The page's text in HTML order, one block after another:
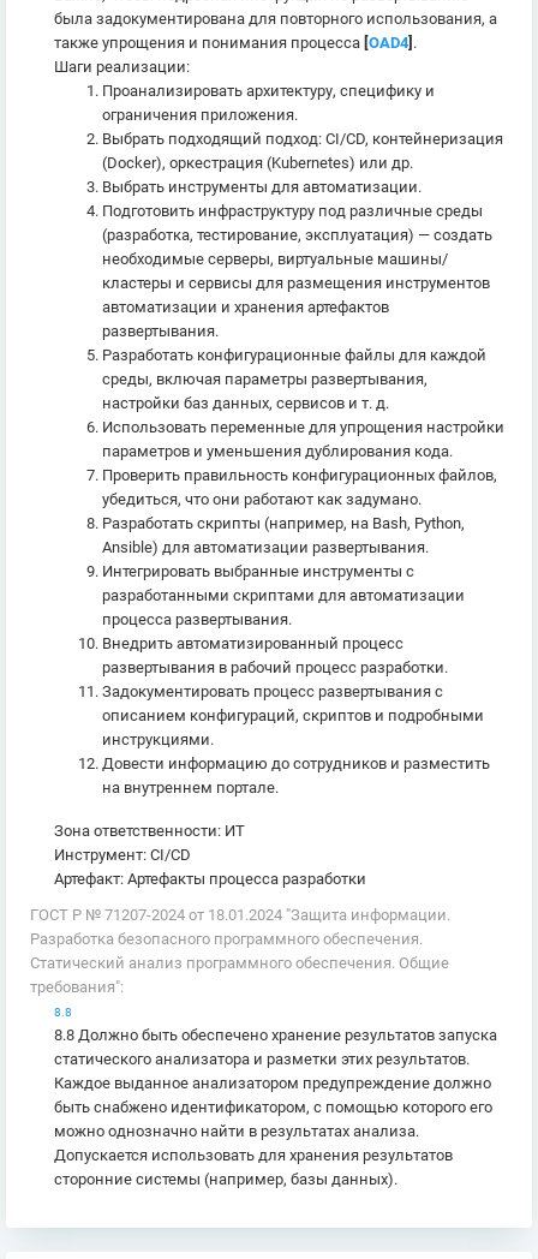
была задокументирована для повторного использования, а
также упрощения и понимания процесса [OAD4] .
Шаги реализации:
Проанализировать архитектуру, специфику и
ограничения приложения.
Выбрать подходящий подход: CI/CD, контейнеризация
(Docker), оркестрация (Kubernetes) или др.
Выбрать инструменты для автоматизации.
Подготовить инфраструктуру под различные среды
(разработка, тестирование, эксплуатация) — создать
необходимые серверы, виртуальные машины/
кластеры и сервисы для размещения инструментов
автоматизации и хранения артефактов
развертывания.
Разработать конфигурационные файлы для каждой
среды, включая параметры развертывания,
настройки баз данных, сервисов и т. д.
Использовать переменные для упрощения настройки
параметров и уменьшения дублирования кода.
Проверить правильность конфигурационных файлов,
убедиться, что они работают как задумано.
Разработать скрипты (например, на Bash, Python,
Ansible) для автоматизации развертывания.
Интегрировать выбранные инструменты с
разработанными скриптами для автоматизации
процесса развертывания.
Внедрить автоматизированный процесс
развертывания в рабочий процесс разработки.
Задокументировать процесс развертывания с
описанием конфигураций, скриптов и подробными
инструкциями.
Довести информацию до сотрудников и разместить
на внутреннем портале.
Зона ответственности: ИТ
Инструмент: CI/CD
Артефакт: Артефакты процесса разработки
ГОСТ Р № 71207-2024 от 18.01.2024 "Защита информации.
Разработка безопасного программного обеспечения.
Статический анализ программного обеспечения. Общие
требования":
8.8
8.8 Должно быть обеспечено хранение результатов запуска
статического анализатора и разметки этих результатов.
Каждое выданное анализатором предупреждение должно
быть снабжено идентификатором, с помощью которого его
можно однозначно найти в результатах анализа.
Допускается использовать для хранения результатов
сторонние системы (например, базы данных).